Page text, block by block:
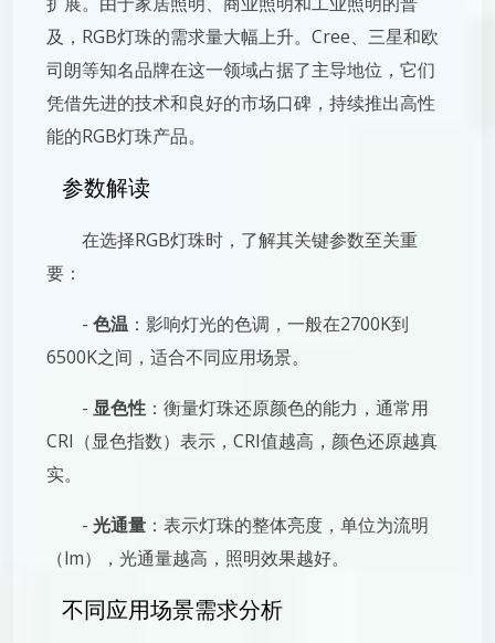
及，RGB灯珠的需求量大幅上升。Cree、三星和欧
司朗等知名品牌在这一领域占据了主导地位，它们
凭借先进的技术和良好的市场口碑，持续推出高性
能的RGB灯珠产品。
参数解读
在选择RGB灯珠时，了解其关键参数至关重
要：
- 色温 ：影响灯光的色调，一般在2700K到
6500K之间，适合不同应用场景。
- 显色性 ：衡量灯珠还原颜色的能力，通常用
CRI（显色指数）表示，CRI值越高，颜色还原越真
实。
- 光通量 ：表示灯珠的整体亮度，单位为流明
（lm），光通量越高，照明效果越好。
不同应用场景需求分析